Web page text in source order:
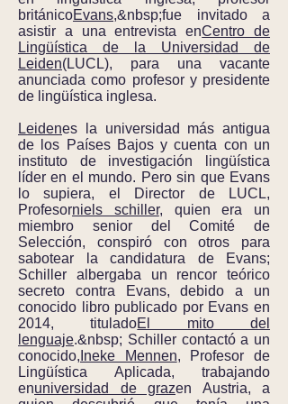
británicoEvans,&nbsp;fue invitado a
asistir a una entrevista enCentro de
Lingüística de la Universidad de
Leiden(LUCL), para una vacante
anunciada como profesor y presidente
de lingüística inglesa.
Leidenes la universidad más antigua
de los Países Bajos y cuenta con un
instituto de investigación lingüística
líder en el mundo. Pero sin que Evans
lo supiera, el Director de LUCL,
Profesorniels schiller, quien era un
miembro senior del Comité de
Selección, conspiró con otros para
sabotear la candidatura de Evans;
Schiller albergaba un rencor teórico
secreto contra Evans, debido a un
conocido libro publicado por Evans en
2014, tituladoEl mito del
lenguaje.&nbsp; Schiller contactó a un
conocido, Ineke Mennen, Profesor de
Lingüística Aplicada, trabajando
enuniversidad de grazen Austria, a